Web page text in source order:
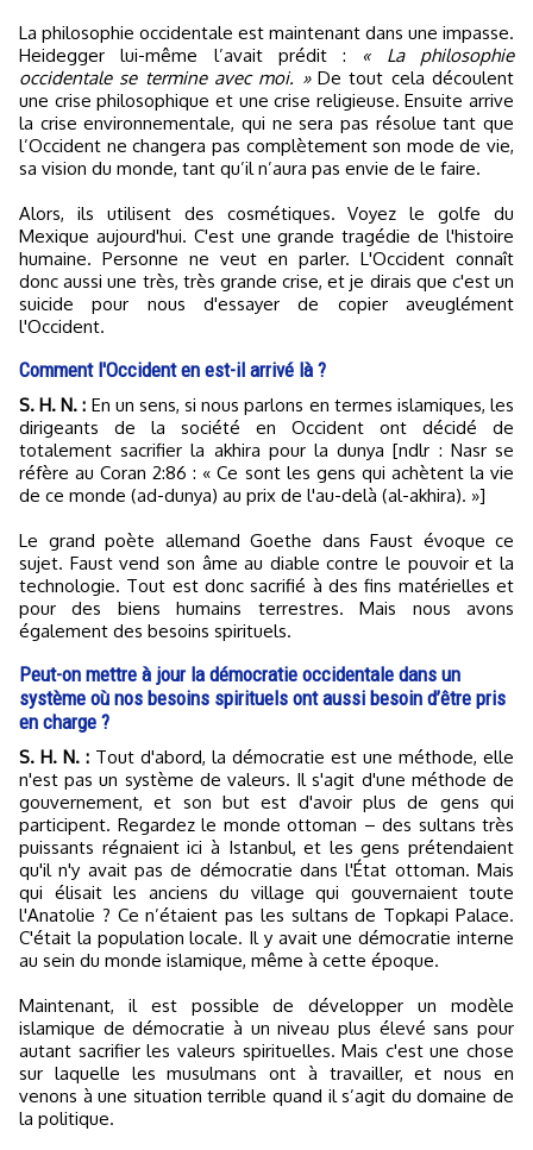
La philosophie occidentale est maintenant dans une impasse.
Heidegger lui-même l’avait prédit : « La philosophie
occidentale se termine avec moi. »De tout cela découlent
une crise philosophique et une crise religieuse. Ensuite arrive
la crise environnementale, qui ne sera pas résolue tant que
l’Occident ne changera pas complètement son mode de vie,
sa vision du monde, tant qu’il n’aura pas envie de le faire.
Alors, ils utilisent des cosmétiques. Voyez le golfe du
Mexique aujourd'hui. C'est une grande tragédie de l'histoire
humaine. Personne ne veut en parler. L'Occident connaît
donc aussi une très, très grande crise, et je dirais que c'est un
suicide pour nous d'essayer de copier aveuglément
l'Occident.
Comment l'Occident en est-il arrivé là ?
S. H. N. : En un sens, si nous parlons en termes islamiques, les
dirigeants de la société en Occident ont décidé de
totalement sacrifier la akhira pour la dunya [ndlr : Nasr se
réfère au Coran 2:86 : « Ce sont les gens qui achètent la vie
de ce monde (ad-dunya) au prix de l'au-delà (al-akhira). »]
Le grand poète allemand Goethe dans Faust évoque ce
sujet. Faust vend son âme au diable contre le pouvoir et la
technologie. Tout est donc sacrifié à des fins matérielles et
pour des biens humains terrestres. Mais nous avons
également des besoins spirituels.
Peut-on mettre à jour la démocratie occidentale dans un
système où nos besoins spirituels ont aussi besoin d’être pris
en charge ?
S. H. N. : Tout d'abord, la démocratie est une méthode, elle
n'est pas un système de valeurs. Il s'agit d'une méthode de
gouvernement, et son but est d'avoir plus de gens qui
participent. Regardez le monde ottoman – des sultans très
puissants régnaient ici à Istanbul, et les gens prétendaient
qu'il n'y avait pas de démocratie dans l'État ottoman. Mais
qui élisait les anciens du village qui gouvernaient toute
l'Anatolie ? Ce n’étaient pas les sultans de Topkapi Palace.
C'était la population locale. Il y avait une démocratie interne
au sein du monde islamique, même à cette époque.
Maintenant, il est possible de développer un modèle
islamique de démocratie à un niveau plus élevé sans pour
autant sacrifier les valeurs spirituelles. Mais c'est une chose
sur laquelle les musulmans ont à travailler, et nous en
venons à une situation terrible quand il s’agit du domaine de
la politique.